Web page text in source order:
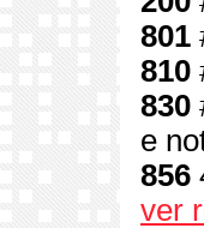
801
810
830
e
856
ver